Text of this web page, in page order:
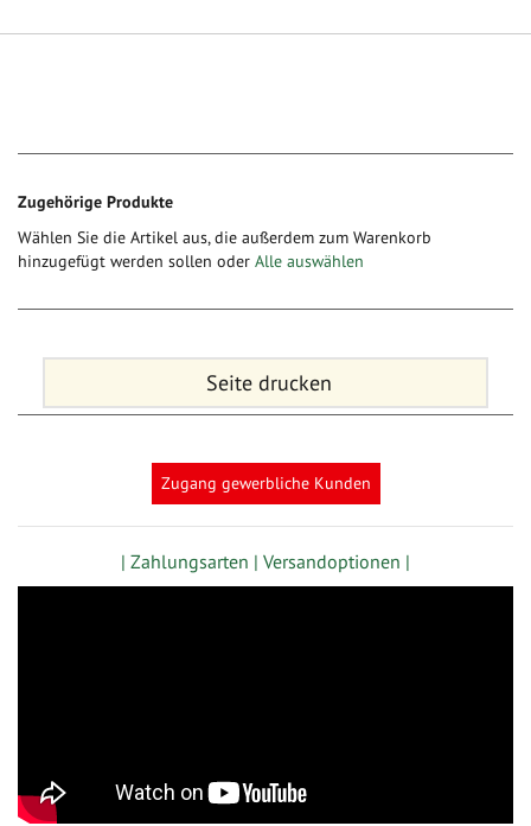
Zugehörige Produkte
Wählen Sie die Artikel aus, die außerdem zum Warenkorb
hinzugefügt werden sollen oder Alle auswählen
Seite drucken
Zugang gewerbliche Kunden
| Zahlungsarten | Versandoptionen |